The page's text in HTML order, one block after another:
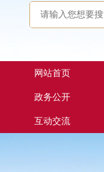
网站首页
政务公开
互动交流